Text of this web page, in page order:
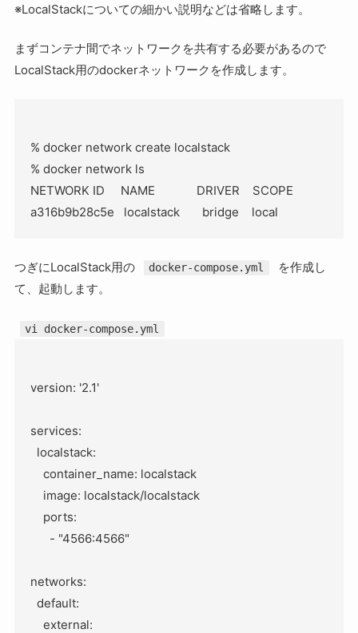
※LocalStackについての細かい説明などは省略します。
まずコンテナ間でネットワークを共有する必要があるので
LocalStack用のdockerネットワークを作成します。
% docker network create localstack
% docker network ls
NETWORK ID     NAME             DRIVER    SCOPE
つぎにLocalStack用の docker-compose.yml
を作成し
て、起動します。
vi docker-compose.yml
version: '2.1'
services:
  localstack:
    container_name: localstack
    image: localstack/localstack
    ports:
      - "4566:4566"
networks:
  default:
    external: